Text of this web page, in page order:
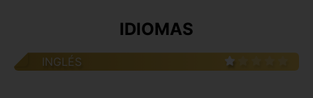
IDIOMAS
INGLÉS